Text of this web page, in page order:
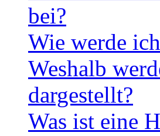
bei?
Wie werde
Weshalb
dargestellt?
Was ist eine